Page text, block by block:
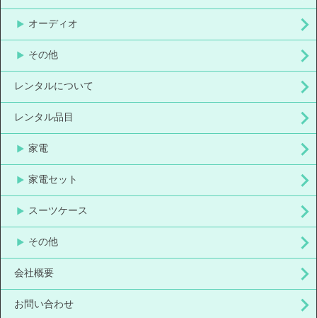
オーディオ
その他
レンタルについて
レンタル品目
家電
家電セット
スーツケース
その他
会社概要
お問い合わせ